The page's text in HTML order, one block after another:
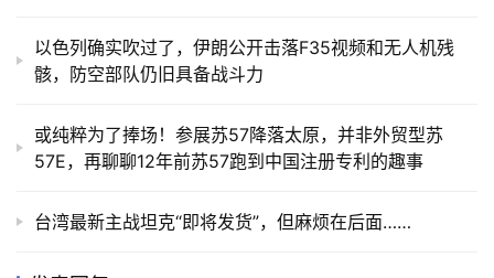
以色列确实吹过了，伊朗公开击落F35视频和无人机残
骸，防空部队仍旧具备战斗力
或纯粹为了捧场！参展苏57降落太原，并非外贸型苏
57E，再聊聊12年前苏57跑到中国注册专利的趣事
台湾最新主战坦克“即将发货”，但麻烦在后面……